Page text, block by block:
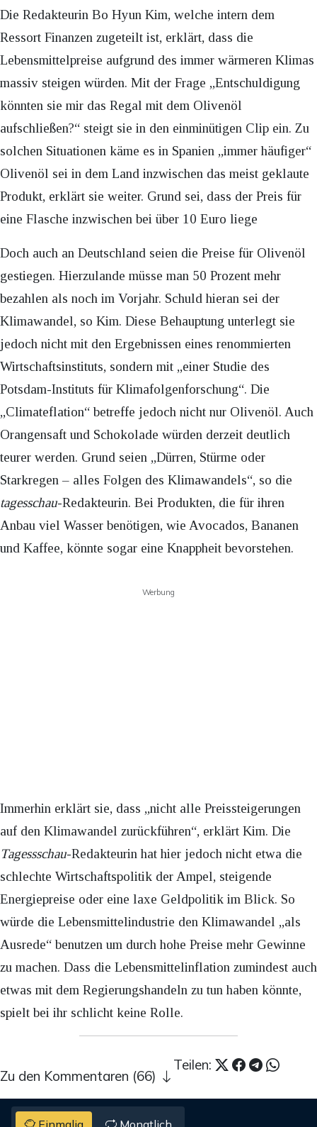
Die Redakteurin Bo Hyun Kim, welche intern dem
Ressort Finanzen zugeteilt ist, erklärt, dass die
Lebensmittelpreise aufgrund des immer wärmeren Klimas
massiv steigen würden. Mit der Frage „Entschuldigung
könnten sie mir das Regal mit dem Olivenöl
aufschließen?“ steigt sie in den einminütigen Clip ein. Zu
solchen Situationen käme es in Spanien „immer häufiger“
Olivenöl sei in dem Land inzwischen das meist geklaute
Produkt, erklärt sie weiter. Grund sei, dass der Preis für
eine Flasche inzwischen bei über 10 Euro liege
Doch auch an Deutschland seien die Preise für Olivenöl
gestiegen. Hierzulande müsse man 50 Prozent mehr
bezahlen als noch im Vorjahr. Schuld hieran sei der
Klimawandel, so Kim. Diese Behauptung unterlegt sie
jedoch nicht mit den Ergebnissen eines renommierten
Wirtschaftsinstituts, sondern mit „einer Studie des
Potsdam-Instituts für Klimafolgenforschung“. Die
„Climateflation“ betreffe jedoch nicht nur Olivenöl. Auch
Orangensaft und Schokolade würden derzeit deutlich
teurer werden. Grund seien „Dürren, Stürme oder
Starkregen – alles Folgen des Klimawandels“, so die
tagesschau-Redakteurin. Bei Produkten, die für ihren
Anbau viel Wasser benötigen, wie Avocados, Bananen
und Kaffee, könnte sogar eine Knappheit bevorstehen.
Werbung
Immerhin erklärt sie, dass „nicht alle Preissteigerungen
auf den Klimawandel zurückführen“, erklärt Kim. Die
Tagessschau-Redakteurin hat hier jedoch nicht etwa die
schlechte Wirtschaftspolitik der Ampel, steigende
Energiepreise oder eine laxe Geldpolitik im Blick. So
würde die Lebensmittelindustrie den Klimawandel „als
Ausrede“ benutzen um durch hohe Preise mehr Gewinne
zu machen. Dass die Lebensmittelinflation zumindest auch
etwas mit dem Regierungshandeln zu tun haben könnte,
spielt bei ihr schlicht keine Rolle.
Teilen:
Zu den Kommentaren (66)
Einmalig Monatlich